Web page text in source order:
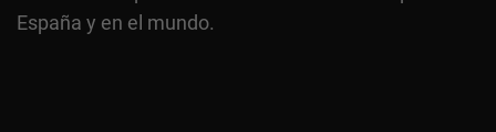
España y en el mundo.